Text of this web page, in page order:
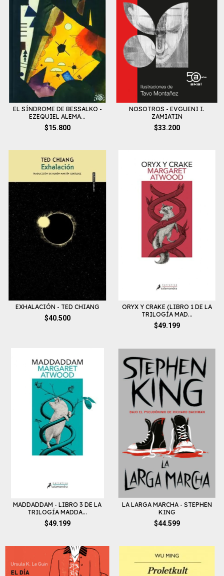
EL SÍNDROME DE BESSALKO -
EZEQUIEL ALEMA...
$15.800
NOSOTROS - EVGUENI I.
ZAMIATIN
$33.200
EXHALACIÓN - TED CHIANG
$40.500
ORYX Y CRAKE (LIBRO 1 DE LA
TRILOGÍA MAD...
$49.199
MADDADDAM - LIBRO 3 DE LA
TRILOGÍA MADDA...
$49.199
LA LARGA MARCHA - STEPHEN
KING
$44.599